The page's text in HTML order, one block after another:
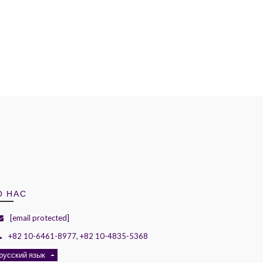
НАС
[email protected]
+82 10-6461-8977, +82 10-4835-5368
язык